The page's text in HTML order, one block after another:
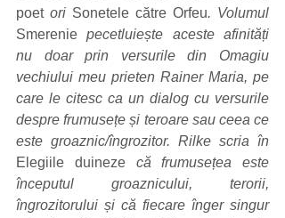
poet ori Sonetele către Orfeu
Smerenie pecetluiește aceste afinități
nu doar prin versurile din Omagiu
vechiului meu prieten Rainer Maria, pe
care le citesc ca un dialog cu versurile
despre frumusețe și teroare sau ceea ce
Elegiile duineze că frumusețea este
începutul groaznicului, terorii,
îngrozitorului și că fiecare înger singur